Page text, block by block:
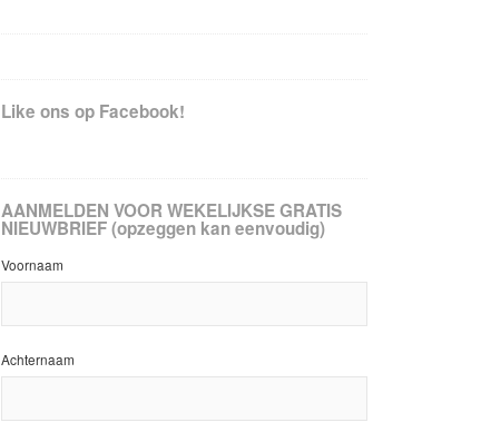
Like ons op Facebook!
AANMELDEN VOOR WEKELIJKSE GRATIS
NIEUWBRIEF (opzeggen kan eenvoudig)
Voornaam
Achternaam